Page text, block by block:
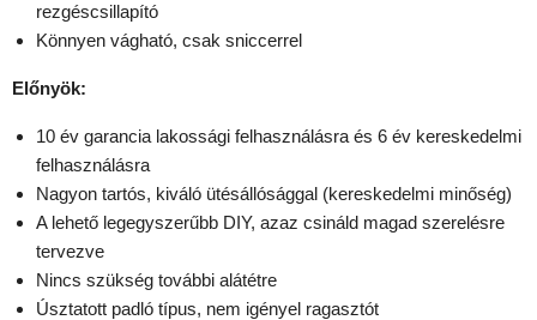
rezgéscsillapító
Könnyen vágható, csak sniccerrel
Előnyök:
10 év garancia lakossági felhasználásra és 6 év kereskedelmi
felhasználásra
Nagyon tartós, kiváló ütésállósággal (kereskedelmi minőség)
A lehető legegyszerűbb DIY, azaz csináld magad szerelésre
tervezve
Nincs szükség további alátétre
Úsztatott padló típus, nem igényel ragasztót